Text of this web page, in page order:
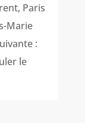
Paris
Marie
:
le